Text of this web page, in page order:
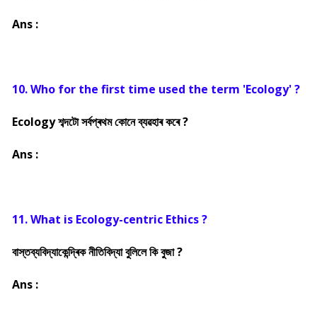
Ans :
10. Who for the first time used the term 'Ecology' ?
Ecology শব্দটো সৰ্বপ্ৰথম কোনে ব্যৱহাৰ কৰে ?
Ans :
11. What is Ecology-centric Ethics ?
বাস্তব্যবিদ্যাকেন্দ্ৰিক নীতিবিদ্যা বুলিলে কি বুজা ?
Ans :